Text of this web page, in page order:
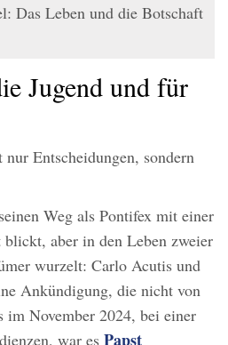
Das Leben und die Botschaft
Jugend und für
Entscheidungen, sondern
Weg als Pontifex mit einer
aber in den Leben zweier
wurzelt: Carlo Acutis und
Ankündigung, die nicht von
im November 2024, bei einer
war es Papst